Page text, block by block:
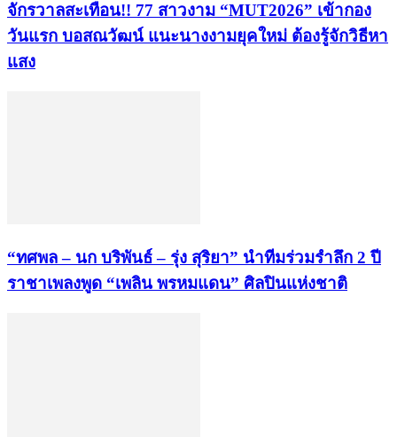
จักรวาลสะเทือน!! 77 สาวงาม “MUT2026” เข้ากอง
วันแรก บอสณวัฒน์ แนะนางงามยุคใหม่ ต้องรู้จักวิธีหา
แสง
“ทศพล – นก บริพันธ์ – รุ่ง สุริยา” นำทีมร่วมรำลึก 2 ปี
ราชาเพลงพูด “เพลิน พรหมแดน” ศิลปินแห่งชาติ